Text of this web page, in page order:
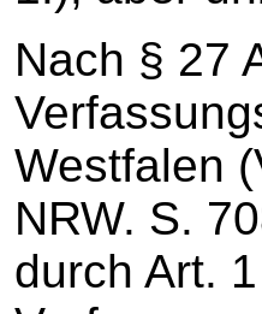
Nach § 27
Westfalen
NRW. S.
durch Art.